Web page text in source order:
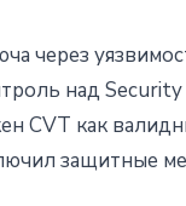
через
над
CVT как
защитные